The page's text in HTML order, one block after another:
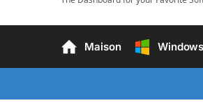
Maison Windows